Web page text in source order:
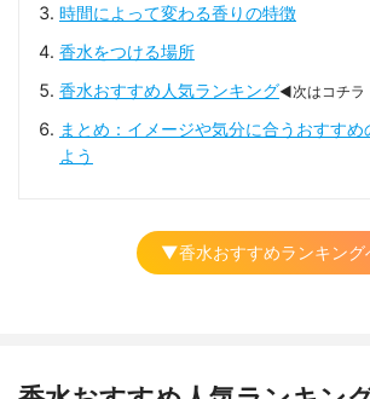
時間によって変わる香りの特徴
香水をつける場所
香水おすすめ人気ランキング◀次はコチラ
まとめ：イメージや気分に合うおすす
よう
▼香水おすすめランキング